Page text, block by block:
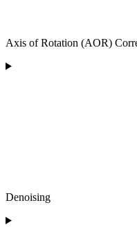
Axis of Rotation (AOR)
Denoising